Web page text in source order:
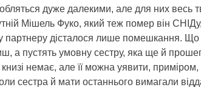
дуже далекими, але для них весь
Мішель Фуко, який теж помер він
партнеру дісталося лише помешкання.
а пустять умовну сестру, яка ще й
немає, але її можна уявити,
сестра й мати останнього вимагали